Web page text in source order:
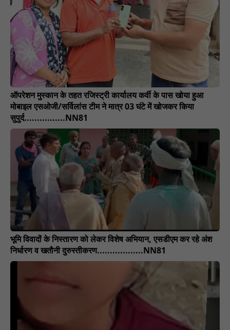
ऑपरेशन मुस्कान के तहत रजिस्ट्री कार्यालय कर्वी के पास खोया हुआ
मोबाइल एसओजी/सर्विलांस टीम ने मात्र 03 घंटे में खोजकर किया
सुपुर्द................NN81
भूमि विवादों के निस्तारण को लेकर विशेष अभियान, एसडीएम कर रहे अंश
निर्धारण व खतौनी दुरुस्तीकरण..................NN81